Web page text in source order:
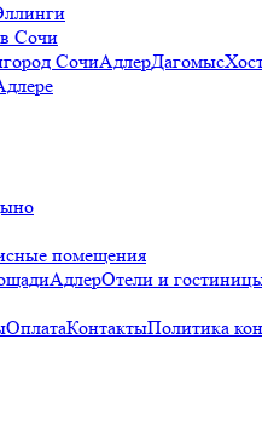
Сочи
СочиАдлерДагомыс
помещения
АдлерОтели и
ОплатаКонтактыПолитика